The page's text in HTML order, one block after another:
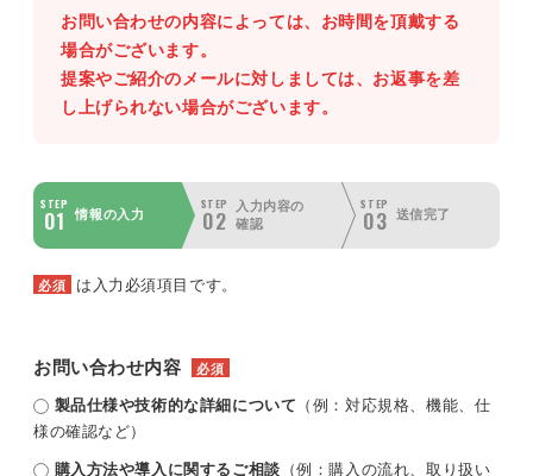
お問い合わせの内容によっては、お時間を頂戴する
場合がございます。
提案やご紹介のメールに対しましては、お返事を差
し上げられない場合がございます。
STEP
01 情報の入力
STEP
02
入力内容の
確認
STEP
03 送信完了
必須 は入力必須項目です。
お問い合わせ内容 必須
製品仕様や技術的な詳細について （例：対応規格、機能、仕
様の確認など）
購入方法や導入に関するご相談 （例：購入の流れ、取り扱い